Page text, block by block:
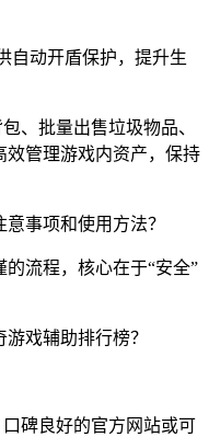
自动开盾保护，提升生
、批量出售垃圾物品、
效管理游戏内资产，保持
事项和使用方法？
流程，核心在于“安全”
碑良好的官方网站或可